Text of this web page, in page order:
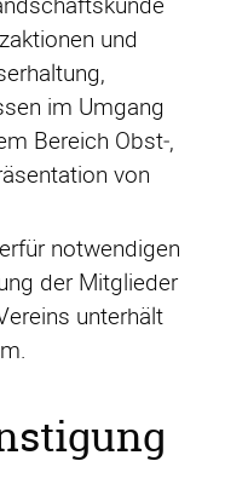
und
im Umgang
Bereich Obst‑,
von
notwendigen
der Mitglieder
unterhält